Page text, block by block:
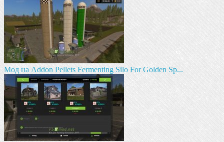
Мод на Addon Pellets Fermenting Silo For Golden Sp...